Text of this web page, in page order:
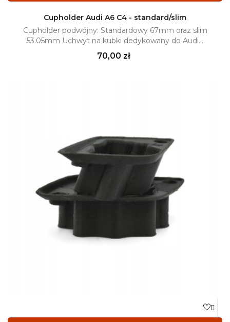
Cupholder Audi A6 C4 - standard/slim
Cupholder podwójny: Standardowy 67mm oraz slim
53.05mm Uchwyt na kubki dedykowany do Audi...
Cena
70,00 zł
